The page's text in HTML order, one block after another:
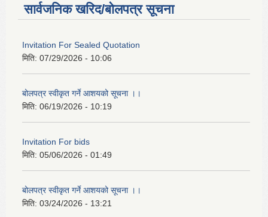
सार्वजनिक खरिद/बोलपत्र सूचना
Invitation For Sealed Quotation
मिति: 07/29/2026 - 10:06
बोलपत्र स्वीकृत गर्ने आशयको सूचना ।।
मिति: 06/19/2026 - 10:19
Invitation For bids
मिति: 05/06/2026 - 01:49
बोलपत्र स्वीकृत गर्ने आशयको सूचना ।।
मिति: 03/24/2026 - 13:21